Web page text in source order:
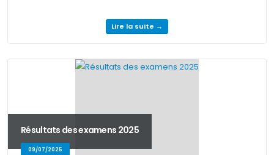
Lire la suite →
Résultats des examens 2025
09/07/2025